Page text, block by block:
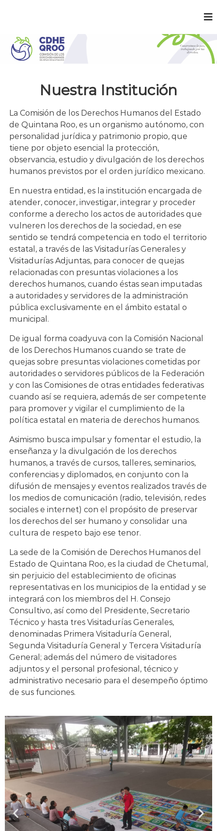
D
H
E
n
s
o
s
l
a
p
a
z
,
r
b
a
j
n
d
o
o
r
t
s
d
r
e
c
h
o
!
Nuestra Institución
La Comisión de los Derechos Humanos del Estado
de Quintana Roo, es un organismo autónomo, con
personalidad jurídica y patrimonio propio, que
tiene por objeto esencial la protección,
observancia, estudio y divulgación de los derechos
humanos previstos por el orden jurídico mexicano.
En nuestra entidad, es la institución encargada de
atender, conocer, investigar, integrar y proceder
conforme a derecho los actos de autoridades que
vulneren los derechos de la sociedad, en ese
sentido se tendrá competencia en todo el territorio
estatal, a través de las Visitadurías Generales y
Visitadurías Adjuntas, para conocer de quejas
relacionadas con presuntas violaciones a los
derechos humanos, cuando éstas sean imputadas
a autoridades y servidores de la administración
pública exclusivamente en el ámbito estatal o
municipal.
De igual forma coadyuva con la Comisión Nacional
de los Derechos Humanos cuando se trate de
quejas sobre presuntas violaciones cometidas por
autoridades o servidores públicos de la Federación
y con las Comisiones de otras entidades federativas
cuando así se requiera, además de ser competente
para promover y vigilar el cumplimiento de la
política estatal en materia de derechos humanos.
Asimismo busca impulsar y fomentar el estudio, la
enseñanza y la divulgación de los derechos
humanos, a través de cursos, talleres, seminarios,
conferencias y diplomados, en conjunto con la
difusión de mensajes y eventos realizados través de
los medios de comunicación (radio, televisión, redes
sociales e internet) con el propósito de preservar
los derechos del ser humano y consolidar una
cultura de respeto bajo ese tenor.
La sede de la Comisión de Derechos Humanos del
Estado de Quintana Roo, es la ciudad de Chetumal,
sin perjuicio del establecimiento de oficinas
representativas en los municipios de la entidad y se
integrará con los miembros del H. Consejo
Consultivo, así como del Presidente, Secretario
Técnico y hasta tres Visitadurías Generales,
denominadas Primera Visitaduría General,
Segunda Visitaduría General y Tercera Visitaduría
General; además del número de visitadores
adjuntos y el personal profesional, técnico y
administrativo necesario para el desempeño óptimo
de sus funciones.